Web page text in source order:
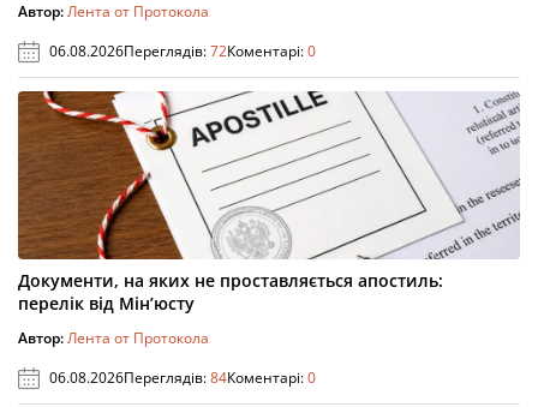
Автор:Лента от Протокола
06.08.2026Переглядів:72Коментарі:0
Документи, на яких не проставляється апостиль:
перелік від Мін’юсту
Автор:Лента от Протокола
06.08.2026Переглядів:84Коментарі:0